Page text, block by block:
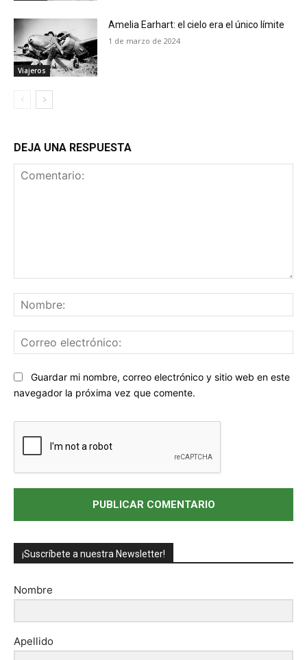
Viajeros
Amelia Earhart: el cielo era el único límite
1 de marzo de 2024
DEJA UNA RESPUESTA
Sitio
web:
Guardar mi nombre, correo electrónico y sitio web en este
navegador la próxima vez que comente.
¡Suscríbete a nuestra Newsletter!
Nombre
Apellido